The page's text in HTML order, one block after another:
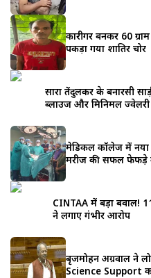
कारीगर बनकर 60
पकड़ा गया शातिर चोर
सारा तेंदुलकर के बनारसी
ब्लाउज और मिनिमल
मेडिकल कॉलेज में नया
मरीज की सफल फेफड़े
CINTAA में बड़ा बवाल!
ने लगाए गंभीर आरोप
बृजमोहन अग्रवाल ने
Science Support का